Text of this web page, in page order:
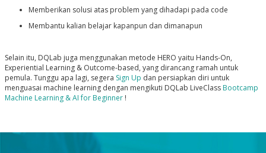
Memberikan solusi atas problem yang dihadapi pada code
Membantu kalian belajar kapanpun dan dimanapun
Selain itu, DQLab juga menggunakan metode HERO yaitu Hands-On,
Experiential Learning & Outcome-based, yang dirancang ramah untuk
pemula. Tunggu apa lagi, segera Sign Up dan persiapkan diri untuk
menguasai machine learning dengan mengikuti DQLab LiveClass Bootcamp
Machine Learning & AI for Beginner!